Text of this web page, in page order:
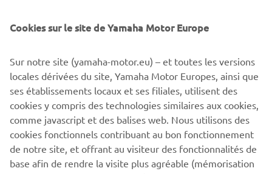
those customers who want to Ride the Revolution.
era for Yamaha’s product range and want to relive the moment, or you
missed it and would like to catch up – head over to our media website
where a selection of images from yesterday’s evening Press Première
can be found:https://media.yamaha-
motor.eu/Media/EVENTS/Events_Exhibitions/EICMA
Cookies sur le site de Yamaha Motor Europe
Sur notre site (yamaha-motor.eu) – et toutes les versions
locales dérivées du site, Yamaha Motor Europes, ainsi que
ses établissements locaux et ses filiales, utilisent des
cookies y compris des technologies similaires aux cookies,
comme javascript et des balises web. Nous utilisons des
cookies fonctionnels contribuant au bon fonctionnement
de notre site, et offrant au visiteur des fonctionnalités de
base afin de rendre la visite plus agréable (mémorisation